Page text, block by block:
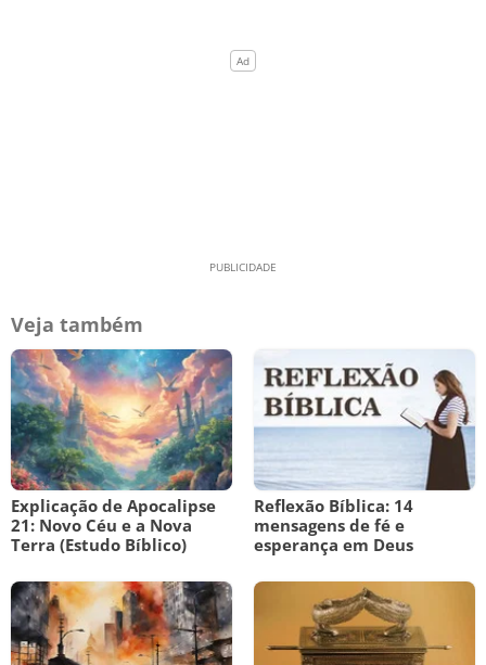
Veja também
Explicação de Apocalipse
21: Novo Céu e a Nova
Terra (Estudo Bíblico)
Reflexão Bíblica: 14
mensagens de fé e
esperança em Deus